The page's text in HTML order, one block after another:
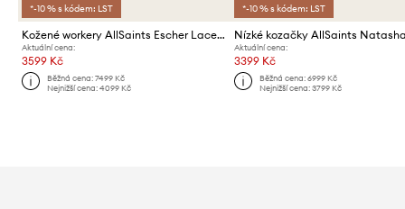
*-10 % s kódem: LST
Kožené workery AllSaints Escher Lace Up Boot
Aktuální cena:
3599 Kč
Běžná cena:7499 Kč
Nejnižší cena:4099 Kč
*-10 % s kódem: LST
Aktuální cena:
3399 Kč
Běžná cena: 6999 Kč
Nejnižší cena: 3799 Kč